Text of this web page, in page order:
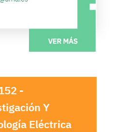
-
Y
Eléctrica